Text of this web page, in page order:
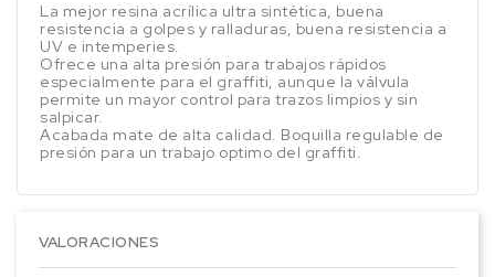
La mejor resina acrílica ultra sintética, buena
resistencia a golpes y ralladuras, buena resistencia a
UV e intemperies.
Ofrece una alta presión para trabajos rápidos
especialmente para el graffiti, aunque la válvula
permite un mayor control para trazos limpios y sin
salpicar.
Acabada mate de alta calidad. Boquilla regulable de
presión para un trabajo optimo del graffiti.
VALORACIONES